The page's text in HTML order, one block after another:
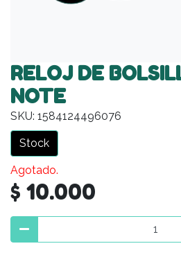
RELOJ DE
NOTE
SKU: 1584124496076
Stock
Agotado.
$ 10.000